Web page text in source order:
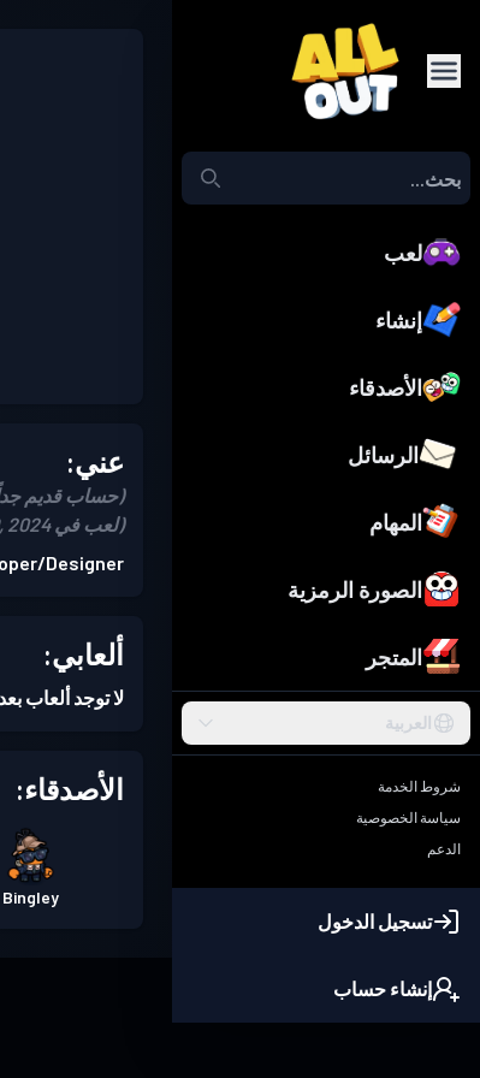
لعب
إنشاء
الأصدقاء
الرسائل
المهام
الصورة الرمزية
المتجر
العربية
شروط الخدمة
سياسة الخصوصية
الدعم
تسجيل الدخول
إنشاء حساب
عني:
(حساب قديم
(لعب في August 9, 2024)
Designer
ألعابي:
لا توجد ألعاب
الأصدقاء:
Bingley